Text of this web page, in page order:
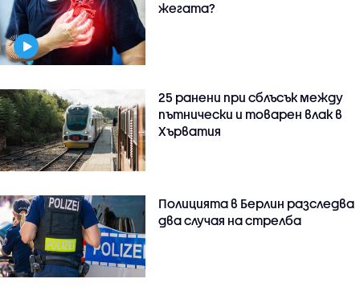
жегата?
25 ранени при сблъсък между
пътнически и товарен влак в
Хърватия
Полицията в Берлин разследва
два случая на стрелба